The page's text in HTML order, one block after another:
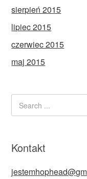
sierpień 2015
lipiec 2015
czerwiec 2015
maj 2015
Kontakt